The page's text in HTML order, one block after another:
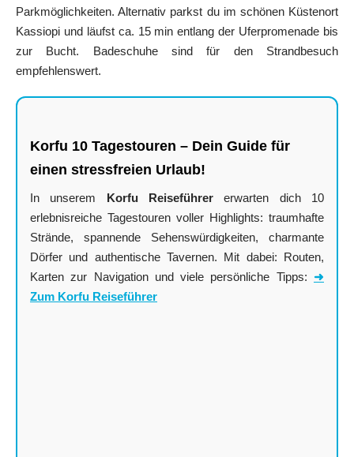
Parkmöglichkeiten. Alternativ parkst du im schönen Küstenort
Kassiopi und läufst ca. 15 min entlang der Uferpromenade bis
zur Bucht. Badeschuhe sind für den Strandbesuch
empfehlenswert.
Korfu 10 Tagestouren – Dein Guide für
einen stressfreien Urlaub!
In unserem Korfu Reiseführer erwarten dich 10
erlebnisreiche Tagestouren voller Highlights: traumhafte
Strände, spannende Sehenswürdigkeiten, charmante
Dörfer und authentische Tavernen. Mit dabei: Routen,
Karten zur Navigation und viele persönliche Tipps: ➜
Zum Korfu Reiseführer